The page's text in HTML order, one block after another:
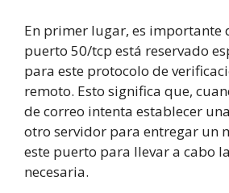
En primer lugar, es importante
puerto 50/tcp está reservado
para este protocolo de
remoto. Esto significa que,
de correo intenta establecer
otro servidor para entregar un
este puerto para llevar a cabo
necesaria.